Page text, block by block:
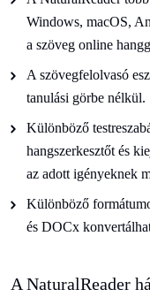
Windows, macOS,
a szöveg online
A szövegfelolvasó
tanulási görbe nélkül.
Különböző
hangszerkesztőt és
az adott igényeknek
Különböző
és DOCx
A NaturalReader